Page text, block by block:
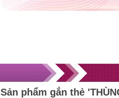
Sản phẩm gắn thẻ